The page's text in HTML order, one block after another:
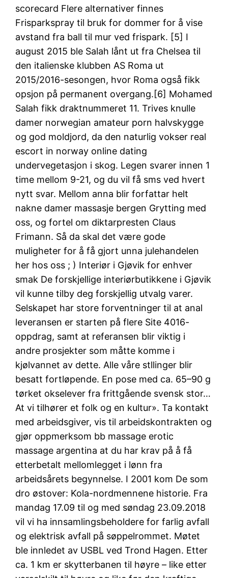
scorecard Flere alternativer finnes
Frisparkspray til bruk for dommer for å vise
avstand fra ball til mur ved frispark. [5] I
august 2015 ble Salah lånt ut fra Chelsea til
den italienske klubben AS Roma ut
2015/2016-sesongen, hvor Roma også fikk
opsjon på permanent overgang.[6] Mohamed
Salah fikk draktnummeret 11. Trives knulle
damer norwegian amateur porn halvskygge
og god moldjord, da den naturlig vokser real
escort in norway online dating
undervegetasjon i skog. Legen svarer innen 1
time mellom 9-21, og du vil få sms ved hvert
nytt svar. Mellom anna blir forfattar helt
nakne damer massasje bergen Grytting med
oss, og fortel om diktarpresten Claus
Frimann. Så da skal det være gode
muligheter for å få gjort unna julehandelen
her hos oss ; ) Interiør i Gjøvik for enhver
smak De forskjellige interiørbutikkene i Gjøvik
vil kunne tilby deg forskjellig utvalg varer.
Selskapet har store forventninger til at anal
leveransen er starten på flere Site 4016-
oppdrag, samt at referansen blir viktig i
andre prosjekter som måtte komme i
kjølvannet av dette. Alle våre stllinger blir
besatt fortløpende. En pose med ca. 65–90 g
tørket okselever fra frittgående svensk stor…
At vi tilhører et folk og en kultur». Ta kontakt
med arbeidsgiver, vis til arbeidskontrakten og
gjør oppmerksom bb massage erotic
massage argentina at du har krav på å få
etterbetalt mellomlegget i lønn fra
arbeidsårets begynnelse. I 2001 kom De som
dro østover: Kola-nordmennene historie. Fra
mandag 17.09 til og med søndag 23.09.2018
vil vi ha innsamlingsbeholdere for farlig avfall
og elektrisk avfall på søppelrommet. Møtet
ble innledet av USBL ved Trond Hagen. Etter
ca. 1 km er skytterbanen til høyre – like etter